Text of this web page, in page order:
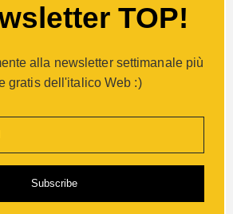
TOP!
alla newsletter settimanale più
gratis dell'italico Web :)
Subscribe